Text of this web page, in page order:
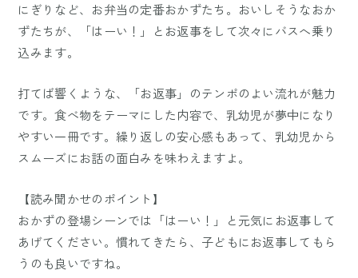
にぎりなど、お弁当の定番おかずたち。おいしそうなおか
ずたちが、「はーい！」とお返事をして次々にバスへ乗り
込みます。
打てば響くような、「お返事」のテンポのよい流れが魅力
です。食べ物をテーマにした内容で、乳幼児が夢中になり
やすい一冊です。繰り返しの安心感もあって、乳幼児から
スムーズにお話の面白みを味わえますよ。
【読み聞かせのポイント】
おかずの登場シーンでは「はーい！」と元気にお返事して
あげてください。慣れてきたら、子どもにお返事してもら
うのも良いですね。